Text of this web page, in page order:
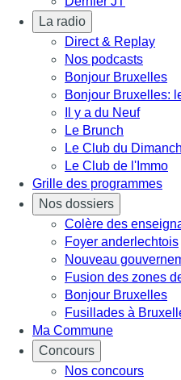
La radio
Direct & Replay
Nos podcasts
Bonjour Bruxelles
Bonjour Bruxelles:
Il y a du Neuf
Le Brunch
Le Club du
Le Club de l'Immo
Grille des programmes
Nos dossiers
Colère des
Foyer anderlechtois
Nouveau
Fusion des zones
Bonjour Bruxelles
Fusillades à
Ma Commune
Concours
Nos concours